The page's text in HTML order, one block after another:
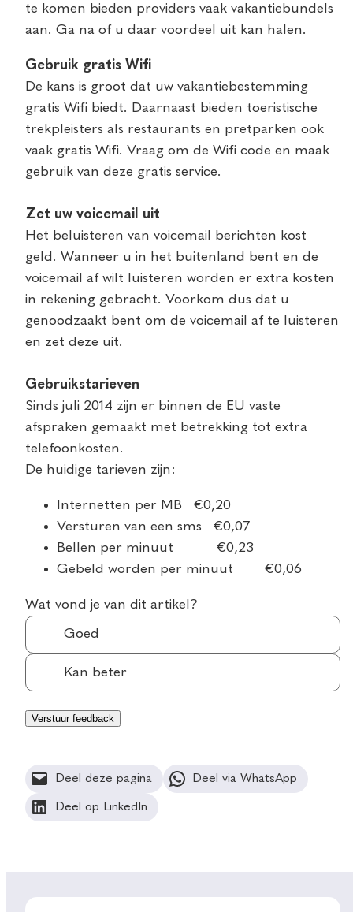
te komen bieden providers vaak vakantiebundels
aan. Ga na of u daar voordeel uit kan halen.
Gebruik gratis Wifi
De kans is groot dat uw vakantiebestemming
gratis Wifi biedt. Daarnaast bieden toeristische
trekpleisters als restaurants en pretparken ook
vaak gratis Wifi. Vraag om de Wifi code en maak
gebruik van deze gratis service.
Zet uw voicemail uit
Het beluisteren van voicemail berichten kost
geld. Wanneer u in het buitenland bent en de
voicemail af wilt luisteren worden er extra kosten
in rekening gebracht. Voorkom dus dat u
genoodzaakt bent om de voicemail af te luisteren
en zet deze uit.
Gebruikstarieven
Sinds juli 2014 zijn er binnen de EU vaste
afspraken gemaakt met betrekking tot extra
telefoonkosten.
De huidige tarieven zijn:
Internetten per MB €0,20
Versturen van een sms €0,07
Bellen per minuut €0,23
Gebeld worden per minuut €0,06
Wat vond je van dit artikel?
Goed
Kan beter
Deel deze pagina Deel via WhatsApp
Deel op LinkedIn